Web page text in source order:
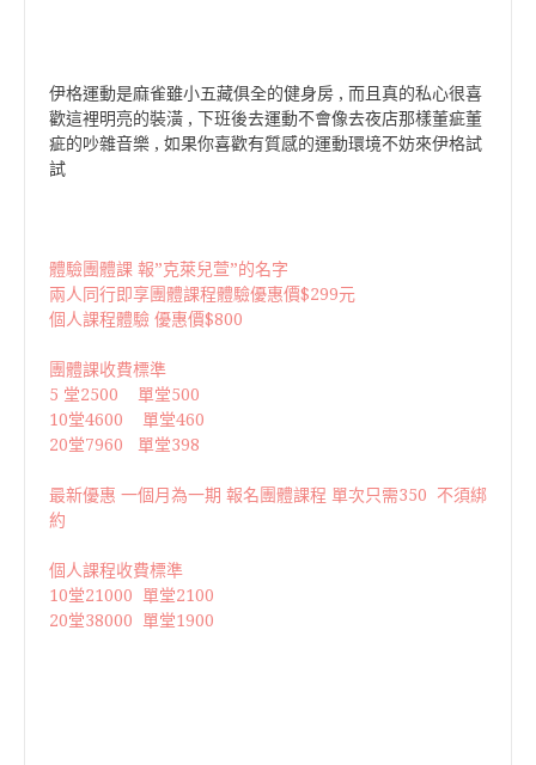
伊格運動是麻雀雖小五藏俱全的健身房 , 而且真的私心很喜
歡這裡明亮的裝潢 , 下班後去運動不會像去夜店那樣董疵董
疵的吵雜音樂 , 如果你喜歡有質感的運動環境不妨來伊格試
試
體驗團體課 報”克萊兒萱”的名字
兩人同行即享團體課程體驗優惠價$299元
個人課程體驗 優惠價$800
團體課收費標準
5 堂2500 單堂500
10堂4600 單堂460
20堂7960 單堂398
最新優惠 一個月為一期 報名團體課程 單次只需350 不須綁
約
個人課程收費標準
10堂21000 單堂2100
20堂38000 單堂1900